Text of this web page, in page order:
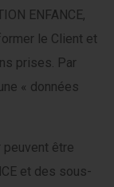
ENFANCE,
le Client et
prises. Par
« données
peuvent être
et des sous-